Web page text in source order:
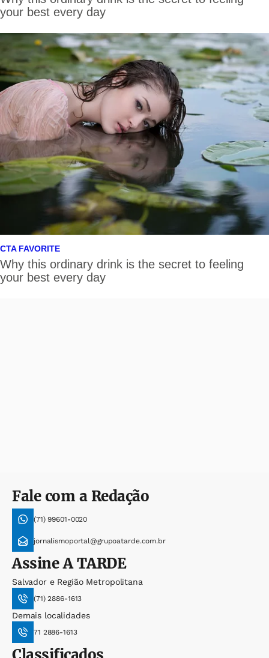
Fale com a Redação
(71) 99601-0020
jornalismoportal@grupoatarde.com.br
AssineA TARDE
Salvador e Região Metropolitana
(71) 2886-1613
Demais localidades
71 2886-1613